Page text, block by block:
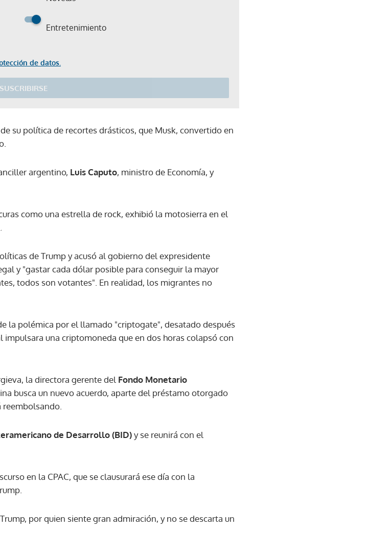
Entretenimiento
de datos.
SUSCRIBIRSE
a nuestro boletín.
su política de recortes drásticos, que Musk, convertido en
argentino, Luis Caputo, ministro de Economía, y
como una estrella de rock, exhibió la motosierra en el
de Trump y acusó al gobierno del expresidente
y "gastar cada dólar posible para conseguir la mayor
todos son votantes". En realidad, los migrantes no
la polémica por el llamado "criptogate", desatado después
una criptomoneda que en dos horas colapsó con
la directora gerente del Fondo Monetario
busca un nuevo acuerdo, aparte del préstamo otorgado
reembolsando.
de Desarrollo (BID)y se reunirá con el
en la CPAC, que se clausurará ese día con la
por quien siente gran admiración, y no se descarta un